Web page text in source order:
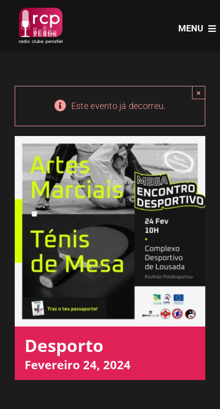
content
MENU
PROGRAMAS
PODCASTS
EVENTOS
ESPAÇO OUVINTE
CONTACTOS
OUVIR
Este evento já decorreu.
×
Desporto
Fevereiro 24, 2024